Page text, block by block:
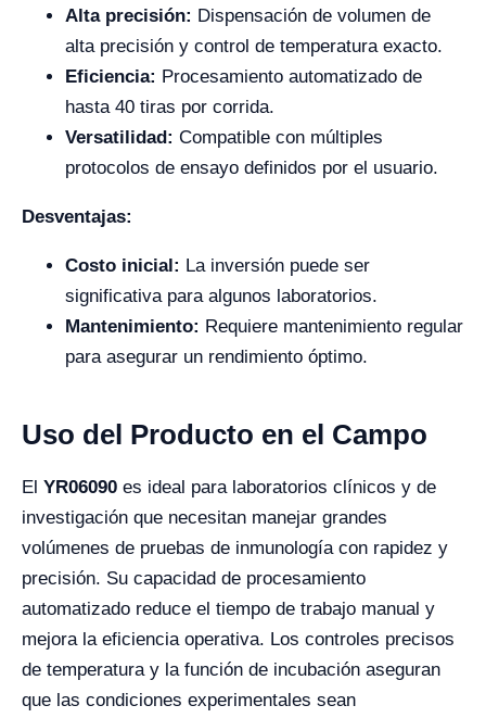
Alta precisión: Dispensación de volumen de
alta precisión y control de temperatura exacto.
Eficiencia: Procesamiento automatizado de
hasta 40 tiras por corrida.
Versatilidad: Compatible con múltiples
protocolos de ensayo definidos por el usuario.
Desventajas:
Costo inicial: La inversión puede ser
significativa para algunos laboratorios.
Mantenimiento: Requiere mantenimiento regular
para asegurar un rendimiento óptimo.
Uso del Producto en el Campo
El YR06090 es ideal para laboratorios clínicos y de
investigación que necesitan manejar grandes
volúmenes de pruebas de inmunología con rapidez y
precisión. Su capacidad de procesamiento
automatizado reduce el tiempo de trabajo manual y
mejora la eficiencia operativa. Los controles precisos
de temperatura y la función de incubación aseguran
que las condiciones experimentales sean